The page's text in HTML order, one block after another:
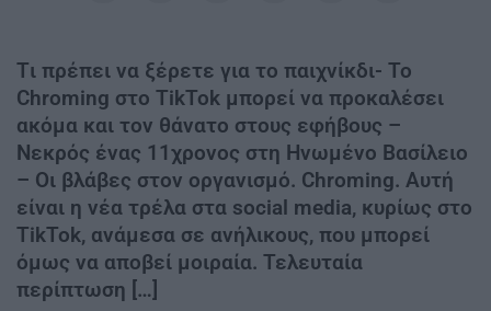
Tι πρέπει να ξέρετε για το παιχνίκδι- Το
Chroming στο TikTok μπορεί να προκαλέσει
ακόμα και τον θάνατο στους εφήβους –
Νεκρός ένας 11χρονος στη Ηνωμένο Βασίλειο
– Οι βλάβες στον οργανισμό. Chroming. Αυτή
είναι η νέα τρέλα στα social media, κυρίως στο
TikTok, ανάμεσα σε ανήλικους, που μπορεί
όμως να αποβεί μοιραία. Τελευταία
περίπτωση […]